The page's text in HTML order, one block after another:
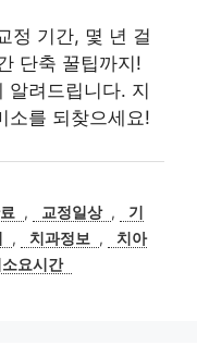
정 기간, 몇 년 걸
단축 꿀팁까지!
알려드립니다. 지
소를 되찾으세요!
, 교정일상 ,
기
, 치과정보 ,
치아
요시간